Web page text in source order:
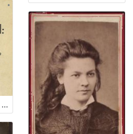
Porin ili Oslobodjenje Hrvata ispod franačkog jarma : junačka opera u 5 čina / Uglazbio Vatroslav Lisinski ; [libreto] dr. Dimitrije Demeter ; glasovirsku udesbu složio Srećko Albini